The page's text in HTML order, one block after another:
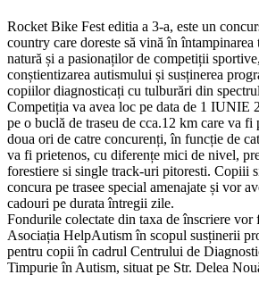
Rocket Bike Fest editia a 3-a, este un
country care doreste să vină în
natură și a pasionaților de competiții
conștientizarea autismului și susținerea
copiilor diagnosticați cu tulburări din
Competiția va avea loc pe data de 1 IUNIE
pe o buclă de traseu de cca.12 km care va fi
doua ori de catre concurenți, în funcție de
va fi prietenos, cu diferențe mici de nivel,
forestiere si single track-uri pitoresti. Copiii
concura pe trasee special amenajate și vor
cadouri pe durata întregii zile.
Fondurile colectate din taxa de înscriere vor
Asociația HelpAutism în scopul susținerii
pentru copii în cadrul Centrului de
Timpurie în Autism, situat pe Str. Delea